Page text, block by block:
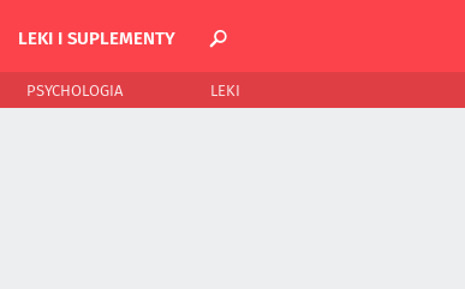
LEKI I SUPLEMENTY
PSYCHOLOGIA LEKI